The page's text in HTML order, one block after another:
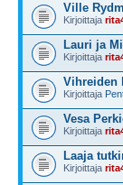
Ville
Kirjoittaja
Lauri ja
Kirjoittaja
Vihreiden
Kirjoittaja
Vesa
Kirjoittaja
Laaja
Kirjoittaja